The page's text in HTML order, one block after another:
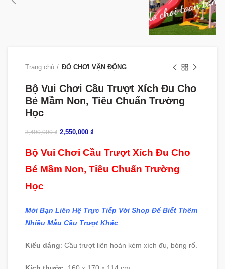
Trang chủ ĐỒ CHƠI VẬN ĐỘNG
Bộ Vui Chơi Cầu Trượt Xích Đu Cho
Bé Mầm Non, Tiêu Chuẩn Trường
Học
3,490,000₫ 2,550,000 ₫
Bộ Vui Chơi Cầu Trượt Xích Đu Cho
Bé Mầm Non, Tiêu Chuẩn Trường
Học
Mời Bạn Liên Hệ Trực Tiếp Với Shop Để Biết Thêm
Nhiều Mẫu Cầu Trượt Khác
Kiểu dáng: Cầu trượt liên hoàn kèm xích đu, bóng rổ.